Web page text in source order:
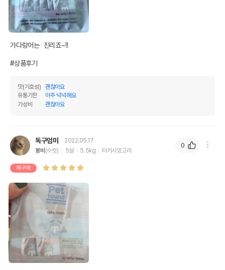
상품 필수 정보
품명 및 모델명
법에 의한 인증,허가 등을
받았음을 확인할수 있는
경우 그에 대한 사항
제조자,수입품의 경우
수입자를 함께 표기
전화번호
유통기한
유통기한이 최소 2026.12.04이거나 그
가다랑어는  진리죠~!!
#상품후기
맛(기호성)
괜찮아요
유통기한
아주 넉넉해요
가성비
괜찮아요
독구엄마
2022.05.17
봉비(수컷) 5살 5.5kg 터키시앙고라
재구매
0